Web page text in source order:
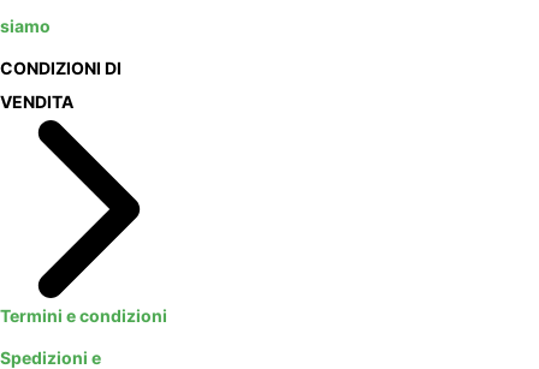
siamo
CONDIZIONI DI
VENDITA
Termini e condizioni
Spedizioni e